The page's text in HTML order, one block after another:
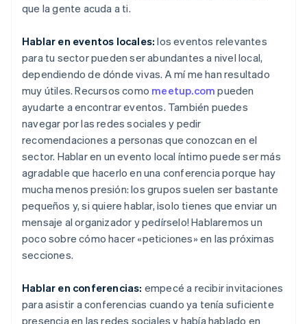
que la gente acuda a ti.
Hablar en eventos locales: los eventos relevantes
para tu sector pueden ser abundantes a nivel local,
dependiendo de dónde vivas. A mí me han resultado
muy útiles. Recursos como meetup.com pueden
ayudarte a encontrar eventos. También puedes
navegar por las redes sociales y pedir
recomendaciones a personas que conozcan en el
sector. Hablar en un evento local íntimo puede ser más
agradable que hacerlo en una conferencia porque hay
mucha menos presión: los grupos suelen ser bastante
pequeños y, si quiere hablar, ¡solo tienes que enviar un
mensaje al organizador y pedírselo! Hablaremos un
poco sobre cómo hacer «peticiones» en las próximas
secciones.
Hablar en conferencias: empecé a recibir invitaciones
para asistir a conferencias cuando ya tenía suficiente
presencia en las redes sociales y había hablado en